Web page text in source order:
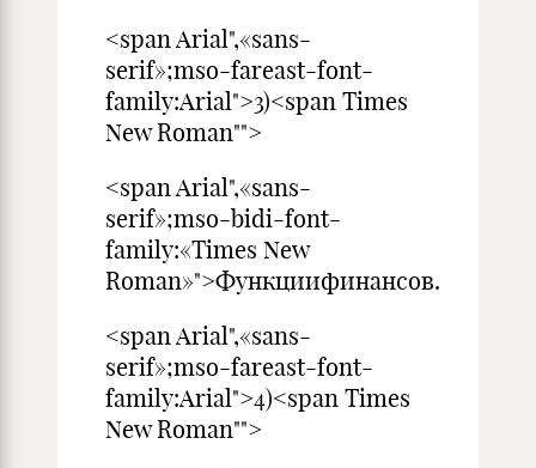
<span Arial",«sans-
serif»;mso-fareast-font-
family:Arial">3)<span Times
New Roman"">
<span Arial",«sans-
serif»;mso-bidi-font-
family:«Times New
Roman»">Функциифинансов.
<span Arial",«sans-
serif»;mso-fareast-font-
family:Arial">4)<span Times
New Roman"">